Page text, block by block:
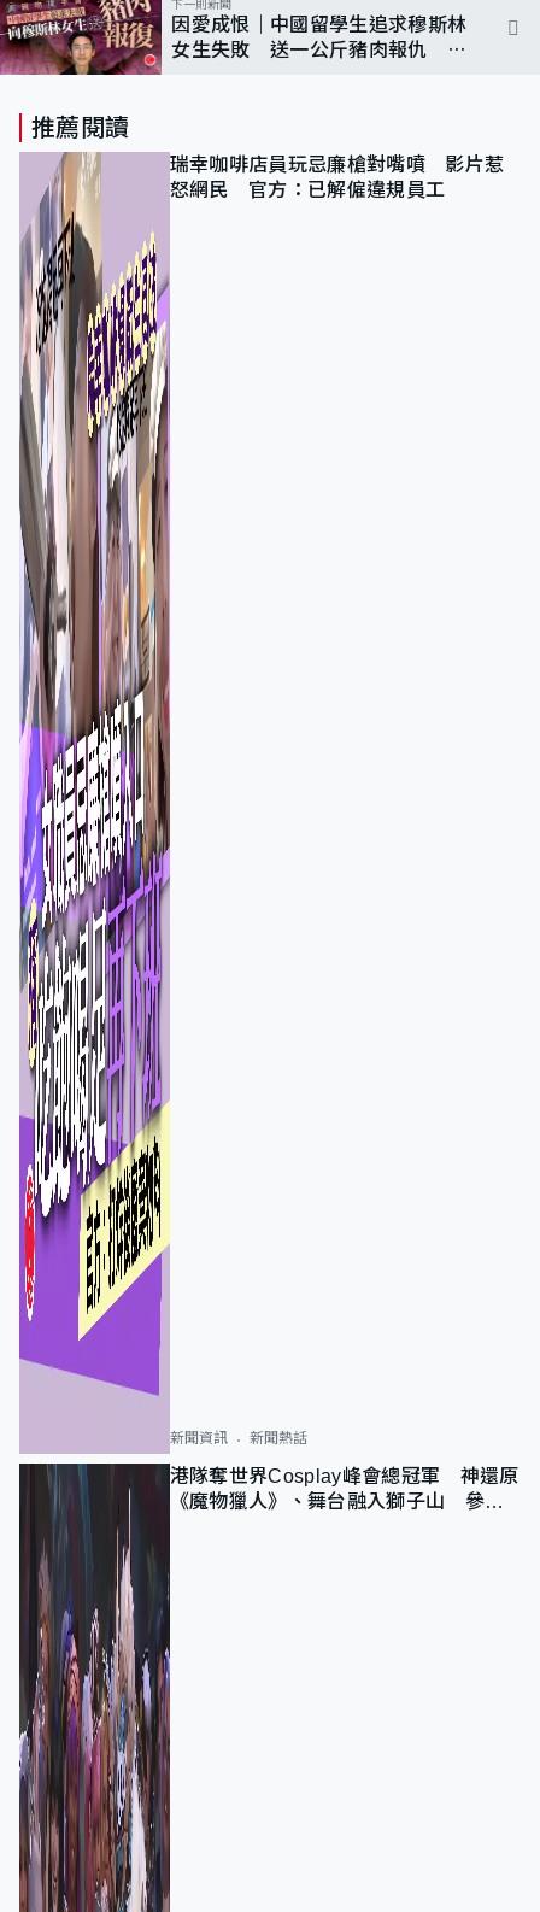
因愛成恨｜中國留學生追求穆斯林
女生失敗 送一公斤豬肉報仇 44
推薦閱讀
瑞幸咖啡店員玩忌廉槍對嘴噴 影片惹
怒網民 官方：已解僱違規員工
新聞資訊 新聞熱話
港隊奪世界Cosplay峰會總冠軍 神還原
《魔物獵人》、舞台融入獅子山 參賽